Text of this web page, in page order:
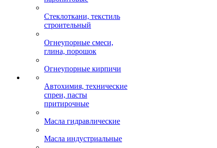
Стеклоткани, текстиль
строительный
Огнеупорные смеси,
глина, порошок
Огнеупорные кирпичи
Автохимия, технические
спреи, пасты
притирочные
Масла гидравлические
Масла индустриальные